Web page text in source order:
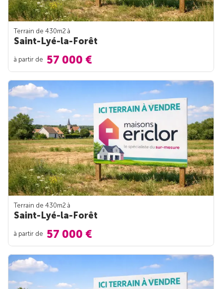
Terrain de 430m2 à
Saint-Lyé-la-Forêt
à partir de 57 000 €
Terrain de 430m2 à
Saint-Lyé-la-Forêt
à partir de 57 000 €